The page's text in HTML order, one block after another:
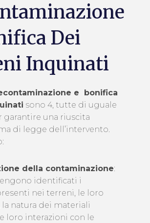
Dei
Inquinati
e bonifica
sono 4, tutte di uguale
garantire una riuscita
di legge dell’intervento.
della contaminazione:
identificati i
nei terreni, le loro
natura dei materiali
loro interazioni con le